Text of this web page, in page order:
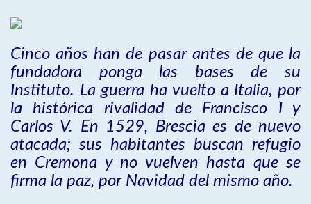
Cinco años han de pasar antes de que la
fundadora ponga las bases de su
Instituto. La guerra ha vuelto a Italia, por
la histórica rivalidad de Francisco I y
Carlos V. En 1529, Brescia es de nuevo
atacada; sus habitantes buscan refugio
en Cremona y no vuelven hasta que se
firma la paz, por Navidad del mismo año.